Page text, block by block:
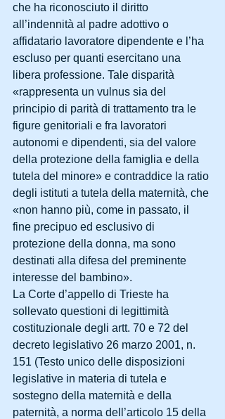
che ha riconosciuto il diritto
all’indennità al padre adottivo o
affidatario lavoratore dipendente e l’ha
escluso per quanti esercitano una
libera professione. Tale disparità
«rappresenta un vulnus sia del
principio di parità di trattamento tra le
figure genitoriali e fra lavoratori
autonomi e dipendenti, sia del valore
della protezione della famiglia e della
tutela del minore» e contraddice la ratio
degli istituti a tutela della maternità, che
«non hanno più, come in passato, il
fine precipuo ed esclusivo di
protezione della donna, ma sono
destinati alla difesa del preminente
interesse del bambino».
La Corte d’appello di Trieste ha
sollevato questioni di legittimità
costituzionale degli artt. 70 e 72 del
decreto legislativo 26 marzo 2001, n.
151 (Testo unico delle disposizioni
legislative in materia di tutela e
sostegno della maternità e della
paternità, a norma dell’articolo 15 della